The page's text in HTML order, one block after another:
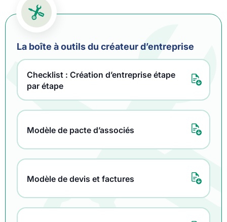
La boîte à outils du créateur d’entreprise
Checklist : Création d’entreprise étape
par étape
Modèle de pacte d’associés
Modèle de devis et factures